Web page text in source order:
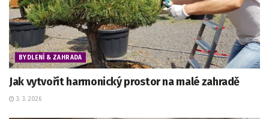
BYDLENÍ & ZAHRADA
Jak vytvořit harmonický prostor na malé zahradě
3. 3. 2026